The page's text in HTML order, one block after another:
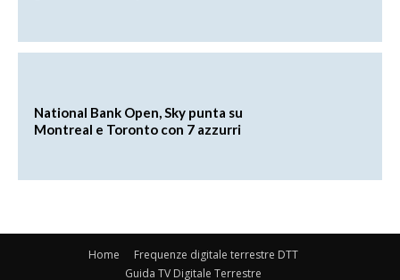
National Bank Open, Sky punta su
Montreal e Toronto con 7 azzurri
Home
Frequenze digitale terrestre DTT
Guida TV Digitale Terrestre